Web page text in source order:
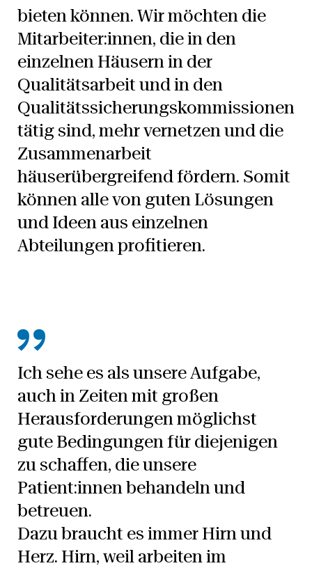
bieten können. Wir möchten die
Mitarbeiter:innen, die in den
einzelnen Häusern in der
Qualitätsarbeit und in den
Qualitätssicherungs­kommissionen
tätig sind, mehr vernetzen und die
Zusammenarbeit
häuserübergreifend fördern. Somit
können alle von guten Lösungen
und Ideen aus einzelnen
Abteilungen profitieren.
Ich sehe es als unsere Aufgabe,
auch in Zeiten mit großen
Herausforderungen möglichst
gute Bedingungen für diejenigen
zu schaffen, die unsere
Patient:innen behandeln und
betreuen.
Dazu braucht es immer Hirn und
Herz. Hirn, weil arbeiten im